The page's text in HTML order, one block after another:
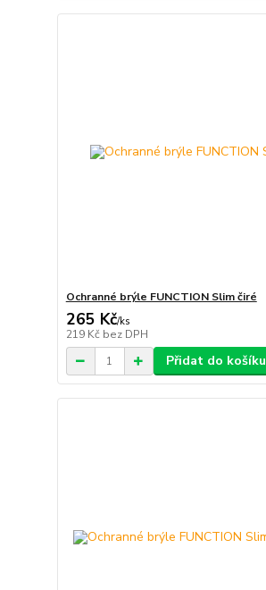
Ochranné brýle FUNCTION Slim čiré
265 Kč/ks
219 Kč bez DPH
Přidat do košíku